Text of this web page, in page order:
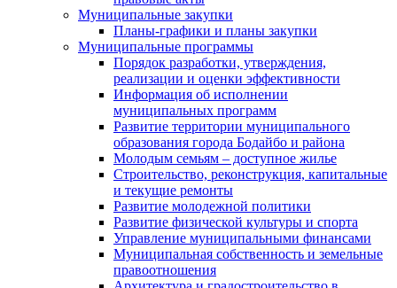
Муниципальные закупки
Планы-графики и планы закупки
Муниципальные программы
Порядок разработки, утверждения,
реализации и оценки эффективности
Информация об исполнении
муниципальных программ
Развитие территории муниципального
образования города Бодайбо и района
Молодым семьям – доступное жилье
Строительство, реконструкция, капитальные
и текущие ремонты
Развитие молодежной политики
Развитие физической культуры и спорта
Управление муниципальными финансами
Муниципальная собственность и земельные
правоотношения